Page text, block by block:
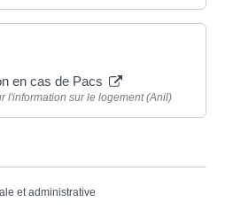
en cas de Pacs
l'information sur le logement (Anil)
et administrative